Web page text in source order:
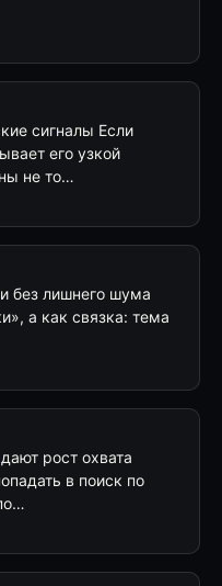
сигналы Если
его узкой
не то…
без лишнего шума
а как связка: тема
рост охвата
в поиск по